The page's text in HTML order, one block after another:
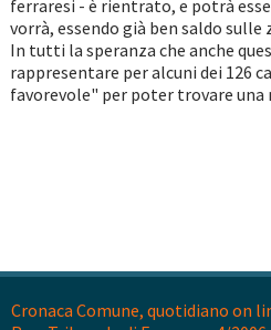
ferraresi - è rientrato, e potrà
vorrà, essendo già ben saldo sulle
In tutti la speranza che anche
rappresentare per alcuni dei 126
favorevole" per poter trovare una
Cronaca Comune, quotidiano on